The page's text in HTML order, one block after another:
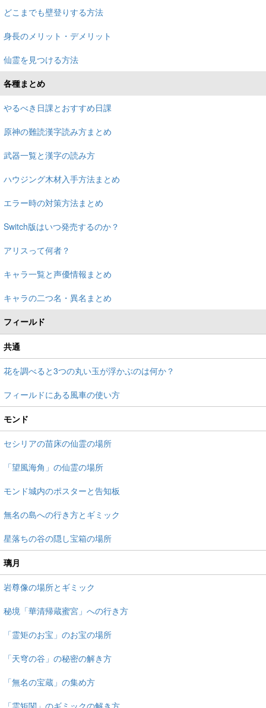
どこまでも壁登りする方法
身長のメリット・デメリット
仙霊を見つける方法
各種まとめ
やるべき日課とおすすめ日課
原神の難読漢字読み方まとめ
武器一覧と漢字の読み方
ハウジング木材入手方法まとめ
エラー時の対策方法まとめ
Switch版はいつ発売するのか？
アリスって何者？
キャラ一覧と声優情報まとめ
キャラの二つ名・異名まとめ
フィールド
共通
花を調べると3つの丸い玉が浮かぶのは何か？
フィールドにある風車の使い方
モンド
セシリアの苗床の仙霊の場所
「望風海角」の仙霊の場所
モンド城内のポスターと告知板
無名の島への行き方とギミック
星落ちの谷の隠し宝箱の場所
璃月
岩尊像の場所とギミック
秘境「華清帰蔵蜜宮」への行き方
「霊矩のお宝」のお宝の場所
「天穹の谷」の秘密の解き方
「無名の宝蔵」の集め方